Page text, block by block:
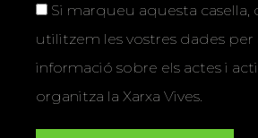
Si marqueu aquesta
utilitzem les vostres dades per
informació sobre els actes i
organitza la Xarxa Vives.